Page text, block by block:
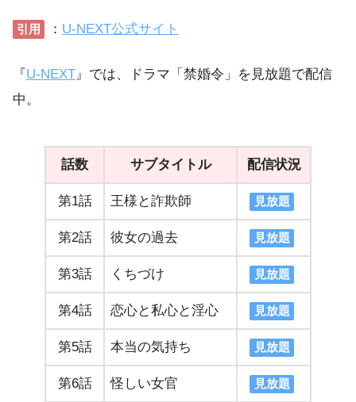
引用 ： U-NEXT公式サイト
『U-NEXT』では、ドラマ「禁婚令」を見放題で配信
中。
話数 サブタイトル 配信状況
第1話 王様と詐欺師 見放題
第2話 彼女の過去 見放題
第3話 くちづけ 見放題
第4話 恋心と私心と淫心 見放題
第5話 本当の気持ち 見放題
第6話 怪しい女官 見放題